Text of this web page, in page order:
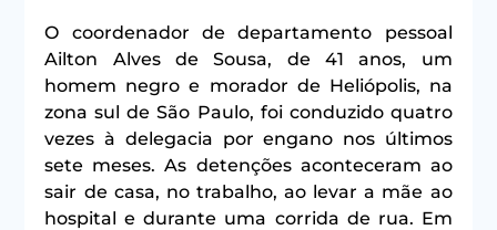
O coordenador de departamento pessoal
Ailton Alves de Sousa, de 41 anos, um
homem negro e morador de Heliópolis, na
zona sul de São Paulo, foi conduzido quatro
vezes à delegacia por engano nos últimos
sete meses. As detenções aconteceram ao
sair de casa, no trabalho, ao levar a mãe ao
hospital e durante uma corrida de rua. Em